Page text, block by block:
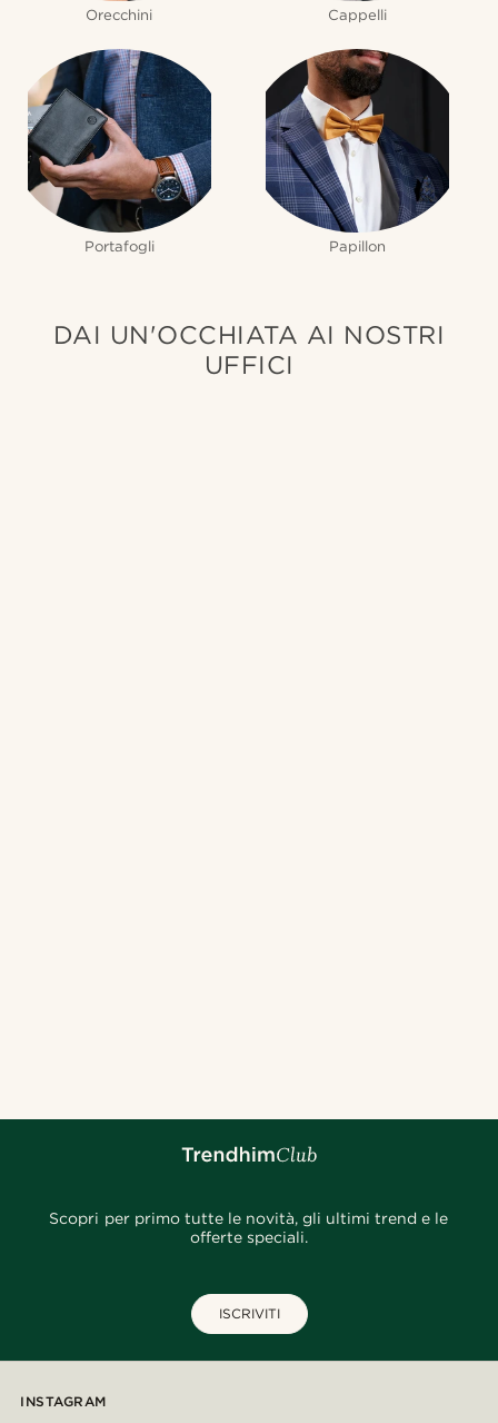
Orecchini Cappelli
Portafogli Papillon
DAI UN'OCCHIATA AI NOSTRI
UFFICI
Scopri per primo tutte le novità, gli ultimi trend e le
offerte speciali.
ISCRIVITI
INSTAGRAM